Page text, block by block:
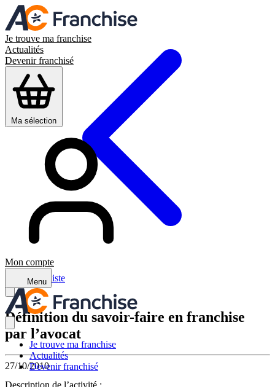
Je trouve ma franchise
Actualités
Devenir franchisé
Ma sélection
Mon compte
Menu
Je trouve ma franchise
Actualités
Devenir franchisé
Retour à la liste
Définition du savoir-faire en franchise
par l’avocat
27/10/2010
Description de l’activité :